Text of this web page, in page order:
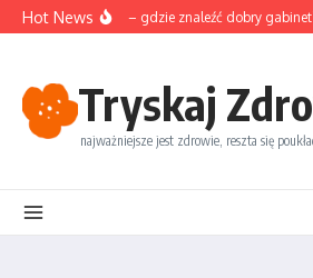
Przejdź do treści
Hot News
na Śląsku – gdzie znaleźć dobry gabinet?
Tryskaj
najważniejsze jest zdrowie, reszta się